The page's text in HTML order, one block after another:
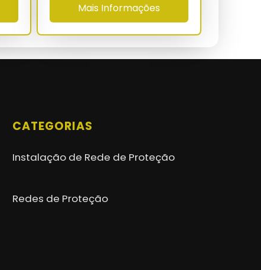
Mais Informações
CATEGORIAS
Instalação de Rede de Proteção
Redes de Proteção